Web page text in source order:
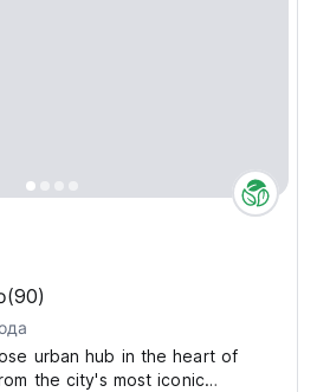
(90)
urban hub in the heart of
the city's most iconic